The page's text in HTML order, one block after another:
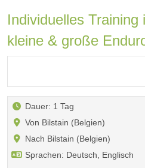
Individuelles Training
kleine & große
Dauer: 1 Tag
Von Bilstain (Belgien)
Nach Bilstain (Belgien)
Sprachen: Deutsch, Englisch